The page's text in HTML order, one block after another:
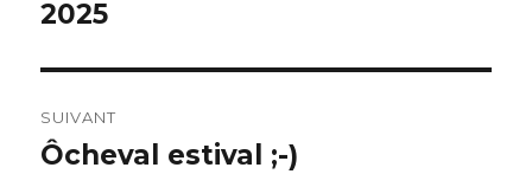
2025
SUIVANT
Article
Ôcheval estival ;-)